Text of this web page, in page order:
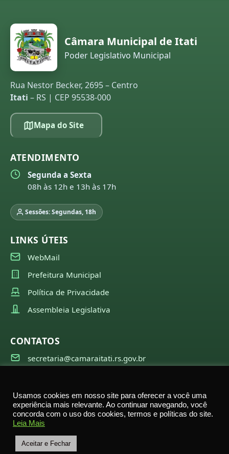
Câmara Municipal de Itati
Poder Legislativo Municipal
Rua Nestor Becker, 2695 – Centro
Itati – RS | CEP 95538-000
Mapa do Site
ATENDIMENTO
Segunda a Sexta
08h às 12h e 13h às 17h
Sessões: Segundas, 18h
LINKS ÚTEIS
WebMail
Prefeitura Municipal
Política de Privacidade
Assembleia Legislativa
CONTATOS
secretaria@camaraitati.rs.gov.br
©2026Câmara Municipal de Itati — Todos os direitos
Rua Nestor Becker, 2695 – Itati – RS
Usamos cookies em nosso site para oferecer a você uma
experiência mais relevante. Ao continuar navegando, você
concorda com o uso dos cookies, termos e políticas do site.
Leia Mais
Aceitar e Fechar